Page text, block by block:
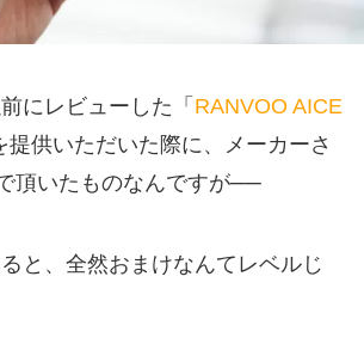
にレビューした「 RANVOO AICE
提供いただいた際に、メーカーさ
頂いたものなんですが──
と、全然おまけなんてレベルじ